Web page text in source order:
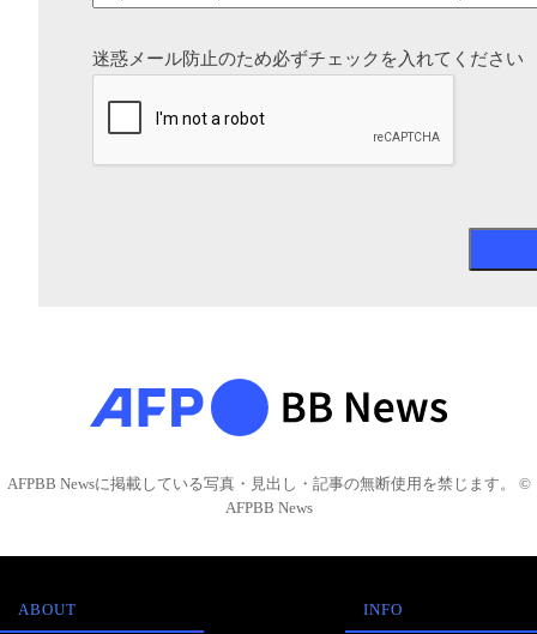
迷惑メール防止のため必ずチェックを入れてください
AFPBB Newsに掲載している写真・見出し・記事の無断使用を禁じます。 ©
AFPBB News
ABOUT INFO